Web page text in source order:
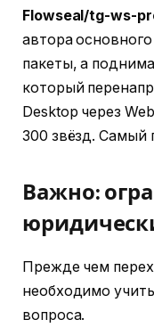
Flowseal/tg-ws-
автора
пакеты, а
который
Desktop через
300 звёзд. Самый
Важно:
Прежде чем
необходимо
вопроса.